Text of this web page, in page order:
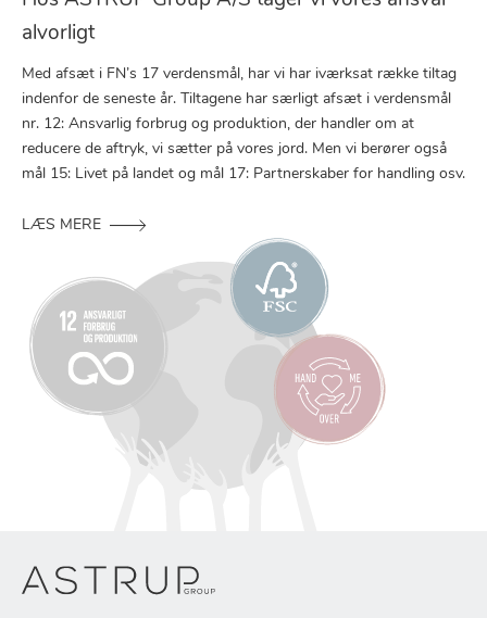
alvorligt
Med afsæt i FN’s 17 verdensmål, har vi har iværksat række tiltag
indenfor de seneste år. Tiltagene har særligt afsæt i verdensmål
nr. 12: Ansvarlig forbrug og produktion, der handler om at
reducere de aftryk, vi sætter på vores jord. Men vi berører også
mål 15: Livet på landet og mål 17: Partnerskaber for handling osv.
LÆS MERE